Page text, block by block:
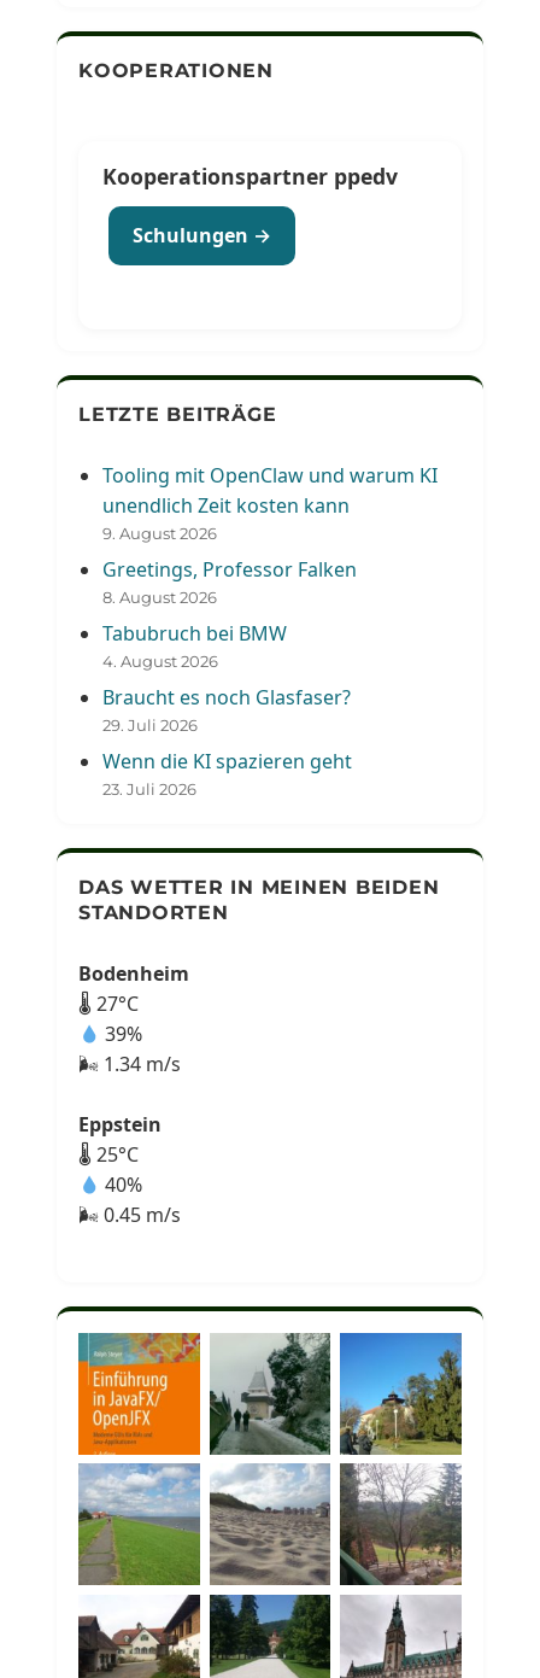
KOOPERATIONEN
Kooperationspartner ppedv
Schulungen →
LETZTE BEITRÄGE
Tooling mit OpenClaw und warum KI
unendlich Zeit kosten kann
9. August 2026
Greetings, Professor Falken
8. August 2026
Tabubruch bei BMW
4. August 2026
Braucht es noch Glasfaser?
29. Juli 2026
Wenn die KI spazieren geht
23. Juli 2026
DAS WETTER IN MEINEN BEIDEN
STANDORTEN
Bodenheim
🌡 27°C
39%
🌬 1.34 m/s
Eppstein
🌡 25°C
40%
🌬 0.45 m/s